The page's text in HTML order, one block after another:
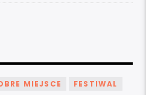
MIEJSCE
FESTIWAL